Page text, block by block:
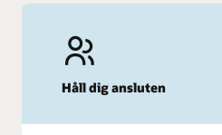
Håll dig ansluten